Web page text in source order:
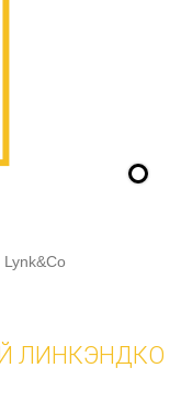
Lynk&Co
ЛИНКЭНДКО